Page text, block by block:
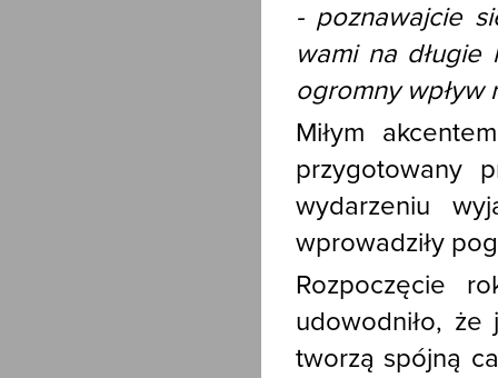
- poznawajcie
wami na
ogromny wpływ
Miłym
przygotowany
wydarzeniu
wprowadziły
Rozpoczęcie
udowodniło,
tworzą spójną